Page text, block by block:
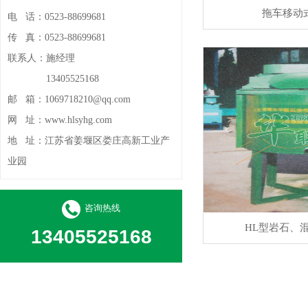
电 话： 0523-88699681
传 真： 0523-88699681
联系人： 施经理
13405525168
邮 箱： 1069718210@qq.com
网 址： www.hlsyhg.com
地 址： 江苏省姜堰区娄庄高新工业产
业园
咨询热线
13405525168
拖车移动
HL型岩石、